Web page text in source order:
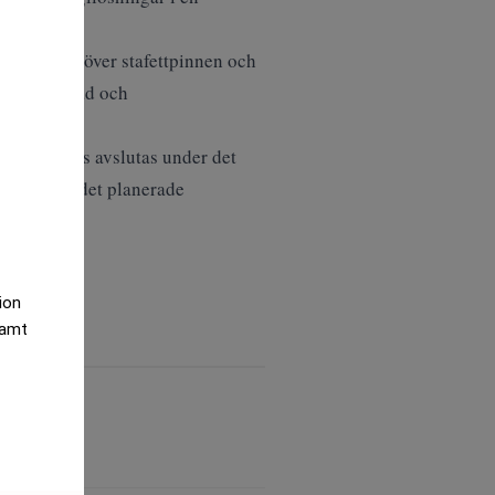
ägare ta över stafettpinnen och
och
förväntas avslutas under det
efter det planerade